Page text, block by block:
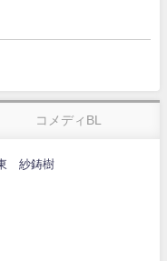
コメディBL
紗鋳樹